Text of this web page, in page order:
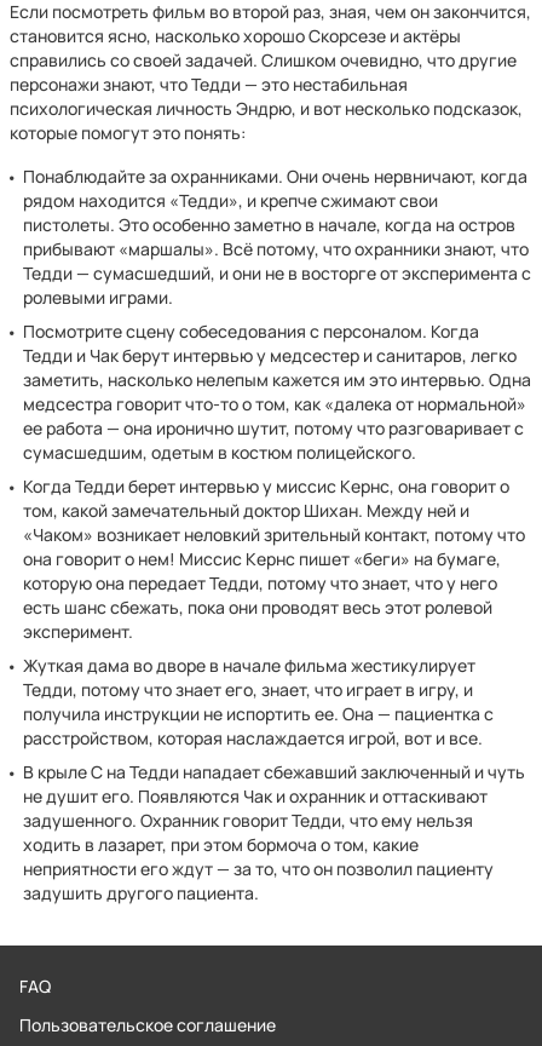
Если посмотреть фильм во второй раз, зная, чем он закончится,
становится ясно, насколько хорошо Скорсезе и актёры
справились со своей задачей. Слишком очевидно, что другие
персонажи знают, что Тедди — это нестабильная
психологическая личность Эндрю, и вот несколько подсказок,
которые помогут это понять:
Понаблюдайте за охранниками. Они очень нервничают, когда
рядом находится «Тедди», и крепче сжимают свои
пистолеты. Это особенно заметно в начале, когда на остров
прибывают «маршалы». Всё потому, что охранники знают, что
Тедди — сумасшедший, и они не в восторге от эксперимента с
ролевыми играми.
Посмотрите сцену собеседования с персоналом. Когда
Тедди и Чак берут интервью у медсестер и санитаров, легко
заметить, насколько нелепым кажется им это интервью. Одна
медсестра говорит что-то о том, как «далека от нормальной»
ее работа — она иронично шутит, потому что разговаривает с
сумасшедшим, одетым в костюм полицейского.
Когда Тедди берет интервью у миссис Кернс, она говорит о
том, какой замечательный доктор Шихан. Между ней и
«Чаком» возникает неловкий зрительный контакт, потому что
она говорит о нем! Миссис Кернс пишет «беги» на бумаге,
которую она передает Тедди, потому что знает, что у него
есть шанс сбежать, пока они проводят весь этот ролевой
эксперимент.
Жуткая дама во дворе в начале фильма жестикулирует
Тедди, потому что знает его, знает, что играет в игру, и
получила инструкции не испортить ее. Она — пациентка с
расстройством, которая наслаждается игрой, вот и все.
В крыле С на Тедди нападает сбежавший заключенный и чуть
не душит его. Появляются Чак и охранник и оттаскивают
задушенного. Охранник говорит Тедди, что ему нельзя
ходить в лазарет, при этом бормоча о том, какие
неприятности его ждут — за то, что он позволил пациенту
задушить другого пациента.
FAQ
Пользовательское соглашение